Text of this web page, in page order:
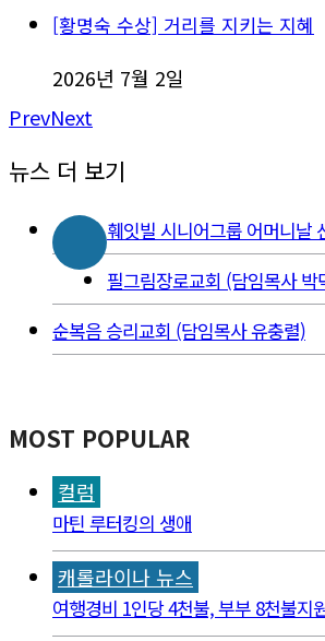
[황명숙 수상] 거리를 지키는 지혜
2026년 7월 2일
PrevNext
뉴스 더 보기
훼잇빌 시니어그룹 어머니날
필그림장로교회 (담임목사 박
순복음 승리교회 (담임목사 유충렬)
MOST POPULAR
컬럼
마틴 루터킹의 생애
캐롤라이나 뉴스
여행경비 1인당 4천불, 부부 8천불지